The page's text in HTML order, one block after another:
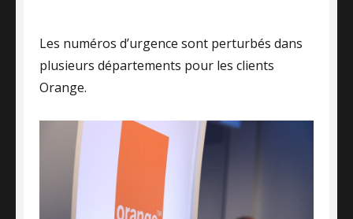
Les numéros d’urgence sont perturbés dans
plusieurs départements pour les clients
Orange.